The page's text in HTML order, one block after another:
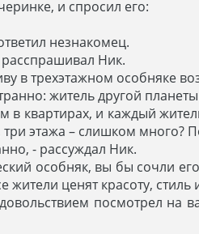
и спросил его:
незнакомец.
Ник.
в трехэтажном особняке
житель другой
в квартирах, и каждый
этажа – слишком много?
- рассуждал Ник.
особняк, вы бы сочли
ценят красоту, стиль
посмотрел на